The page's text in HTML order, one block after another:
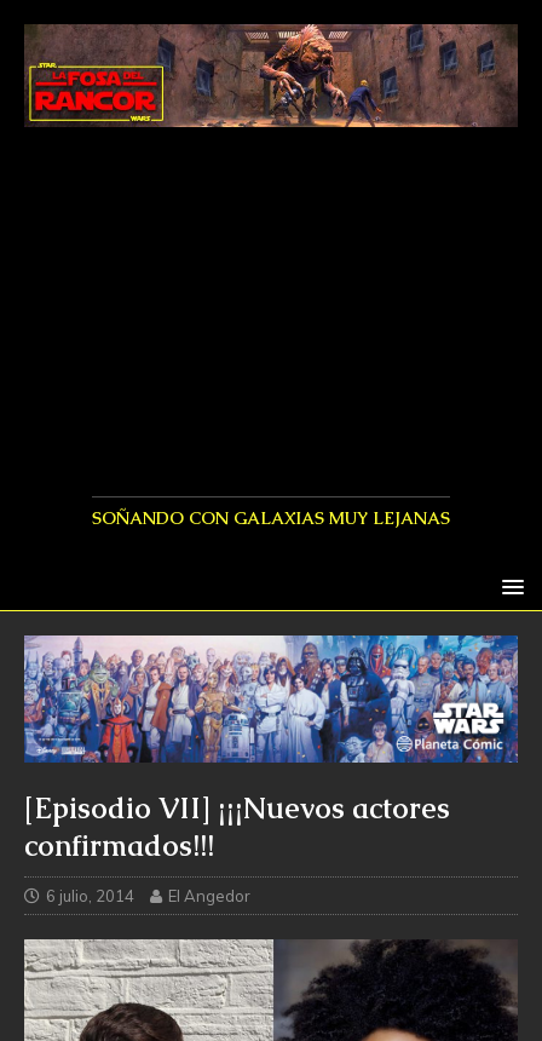
SOÑANDO CON GALAXIAS MUY LEJANAS
[Episodio VII] ¡¡¡Nuevos actores
confirmados!!!
6 julio, 2014 El Angedor